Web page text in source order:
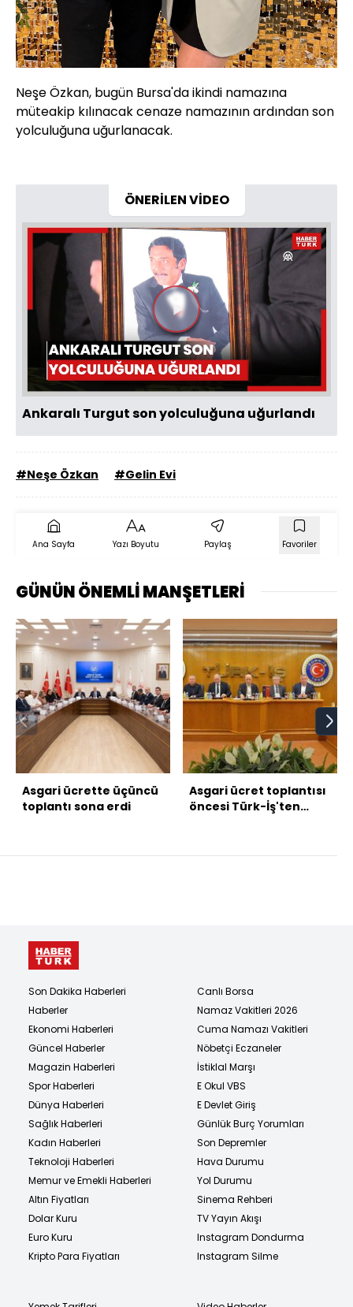
Neşe Özkan, bugün Bursa'da ikindi namazına
müteakip kılınacak cenaze namazının ardından son
yolculuğuna uğurlanacak.
ÖNERİLEN VİDEO
Videoyu
Oynat
Ankaralı Turgut son yolculuğuna uğurlandı
#Neşe Özkan #Gelin Evi
Ana Sayfa Yazı Boyutu Paylaş Favoriler
GÜNÜN ÖNEMLİ MANŞETLERİ
Asgari ücrette üçüncü
toplantı sona erdi
Asgari ücret toplantısı
öncesi Türk-İş'ten
Son Dakika Haberleri
Haberler
Ekonomi Haberleri
Güncel Haberler
Magazin Haberleri
Spor Haberleri
Dünya Haberleri
Sağlık Haberleri
Kadın Haberleri
Teknoloji Haberleri
Memur ve Emekli Haberleri
Altın Fiyatları
Dolar Kuru
Euro Kuru
Kripto Para Fiyatları
Canlı Borsa
Namaz Vakitleri 2026
Cuma Namazı Vakitleri
Nöbetçi Eczaneler
İstiklal Marşı
E Okul VBS
E Devlet Giriş
Günlük Burç Yorumları
Son Depremler
Hava Durumu
Yol Durumu
Sinema Rehberi
TV Yayın Akışı
Instagram Dondurma
Instagram Silme